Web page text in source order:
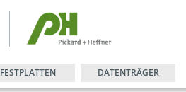
FESTPLATTEN DATENTRÄGER